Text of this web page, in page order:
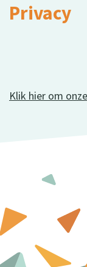
Privacy
Klik hier om